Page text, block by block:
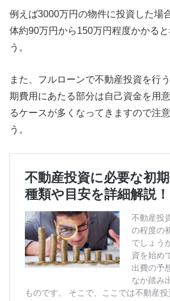
例えば3000万円の物件に投資した場
体約90万円から150万円程度かかる
う。
また、フルローンで不動産投資を行
期費用にあたる部分は自己資金を用
るケースが多くなってきますので注
う。